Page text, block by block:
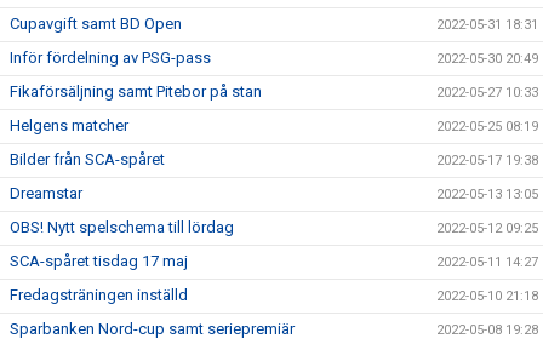
Cupavgift samt BD Open 2022-05-31 18:31
Inför fördelning av PSG-pass 2022-05-30 20:49
Fikaförsäljning samt Pitebor på stan 2022-05-27 10:33
Helgens matcher 2022-05-25 08:19
Bilder från SCA-spåret 2022-05-17 19:38
Dreamstar 2022-05-13 13:05
OBS! Nytt spelschema till lördag 2022-05-12 09:25
SCA-spåret tisdag 17 maj 2022-05-11 14:27
Fredagsträningen inställd 2022-05-10 21:18
Sparbanken Nord-cup samt seriepremiär 2022-05-08 19:28